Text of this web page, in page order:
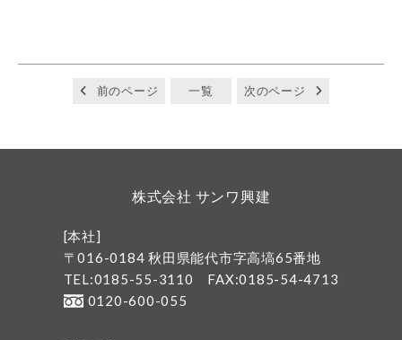
前のページ 一覧 次のページ
株式会社 サンワ興建
[本社]
〒016-0184 秋田県能代市字高塙65番地
TEL:0185-55-3110
FAX:0185-54-4713
0120-600-055